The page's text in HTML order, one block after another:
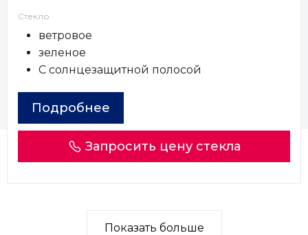
Стекло
ветровое
зеленое
С солнцезащитной полосой
Подробнее
Запросить цену стекла
Показать больше